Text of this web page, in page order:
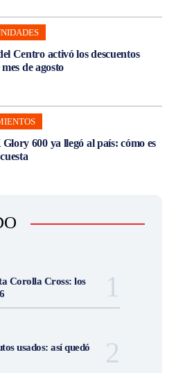
Centro activó los descuentos
de agosto
600 ya llegó al país: cómo es
Corolla Cross: los
usados: así quedó